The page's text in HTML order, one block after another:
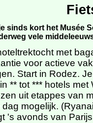
sinds kort het Musée
vele
met
voor actieve
Start in Rodez.
** tot *** hotels
uit etappes van
mogelijk.
's avonds van